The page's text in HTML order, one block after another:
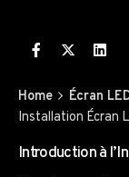
Home
Écran
Installation Écran
Introduction à